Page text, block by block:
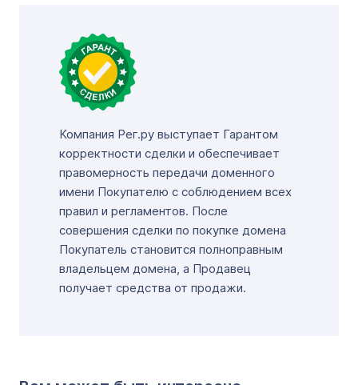
Компания Рег.ру выступает Гарантом
корректности сделки и обеспечивает
правомерность передачи доменного
имени Покупателю с соблюдением всех
правил и регламентов. После
совершения сделки по покупке домена
Покупатель становится полноправным
владельцем домена, а Продавец
получает средства от продажи.